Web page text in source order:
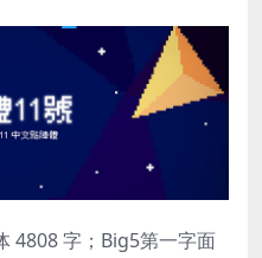
4808 字；Big5第一字面